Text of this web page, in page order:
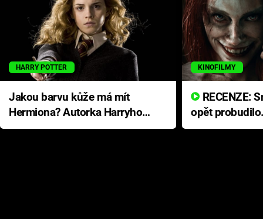
HARRY POTTER
Jakou barvu kůže má mít
Hermiona? Autorka Harryho
Pottera přišla s ráznou
KINOFILMY
opět
přichází s